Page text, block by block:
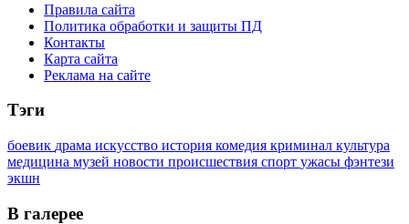
Правила сайта
Политика обработки и защиты ПД
Контакты
Карта сайта
Реклама на сайте
Тэги
боевик драма искусство история комедия криминал культура
медицина музей новости происшествия спорт ужасы фэнтези
экшн
В галерее